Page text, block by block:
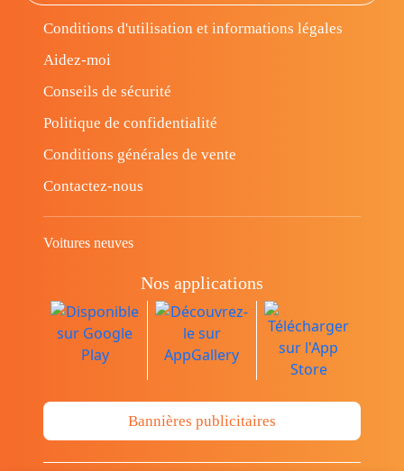
Conditions d'utilisation et informations légales
Aidez-moi
Conseils de sécurité
Politique de confidentialité
Conditions générales de vente
Contactez-nous
Voitures neuves
Nos applications
Bannières publicitaires